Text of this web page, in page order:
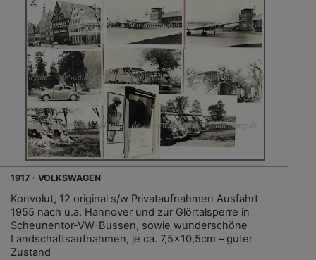
1917 - VOLKSWAGEN
Konvolut, 12 original s/w Privataufnahmen Ausfahrt
1955 nach u.a. Hannover und zur Glörtalsperre in
Scheunentor-VW-Bussen, sowie wunderschöne
Landschaftsaufnahmen, je ca. 7,5x10,5cm – guter
Zustand